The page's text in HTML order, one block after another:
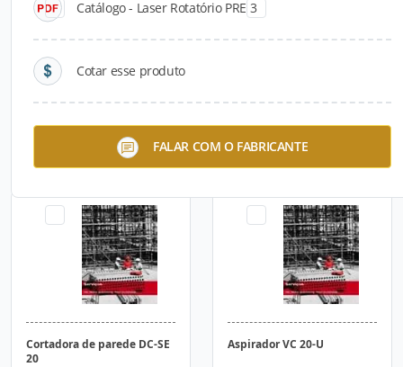
Catálogo - Laser Rotatório PRE 3
Cotar esse produto
FALAR COM O FABRICANTE
Cortadora diamantada DCH
300
Cortadora de parede DC-SE
20
Aspirador VC 20-U